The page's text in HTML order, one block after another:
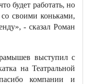
будет работать, но
своими коньками,
- сказал Роман
выступил с
на Театральной
компании и